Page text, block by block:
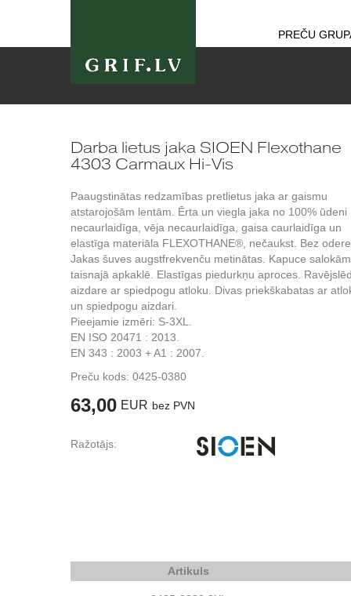
PREČU
Darba lietus jaka SIOEN Flexothane
4303 Carmaux Hi-Vis
Paaugstinātas redzamības pretlietus jaka ar gaismu
atstarojošām lentām. Ērta un viegla jaka no 100% ūdeni
necaurlaidīga, vēja necaurlaidīga, gaisa caurlaidīga un
elastīga materiāla FLEXOTHANE®, nečaukst. Bez
Jakas šuves augstfrekvenču metinātas. Kapuce
taisnajā apkaklē. Elastīgas piedurkņu aproces.
aizdare ar spiedpogu atloku. Divas priekškabatas ar
un spiedpogu aizdari.
Pieejamie izmēri: S-3XL.
EN ISO 20471 : 2013.
EN 343 : 2003 + A1 : 2007.
Preču kods: 0425-0380
63,00 EUR bez PVN
Ražotājs:
Artikuls